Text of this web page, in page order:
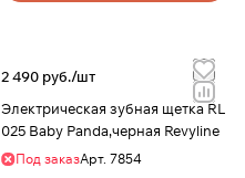
2 490 руб./шт
Электрическая зубная щетка RL
025 Baby Panda,черная Revyline
Под заказАрт. 7854